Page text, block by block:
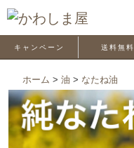
キャンペーン 送料無料
ホーム > 油 > なたね油